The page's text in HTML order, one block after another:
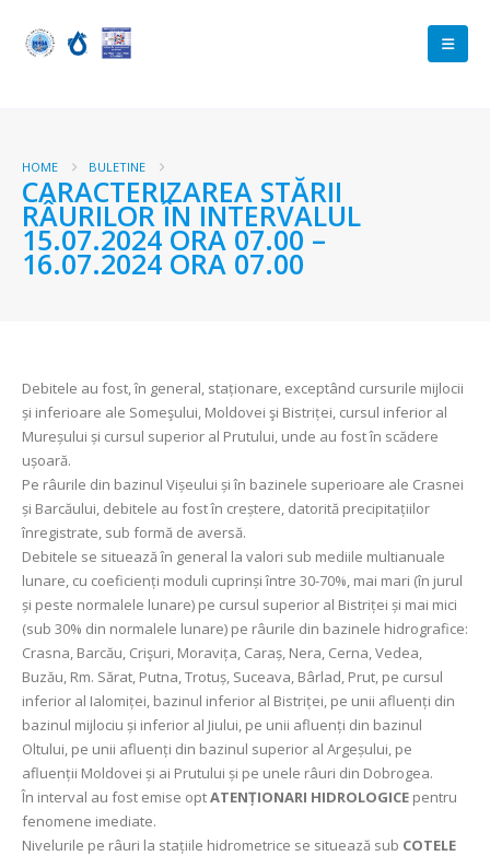
HOME BULETINE
CARACTERIZAREA STĂRII
RÂURILOR ÎN INTERVALUL
15.07.2024 ORA 07.00 –
16.07.2024 ORA 07.00
Debitele au fost, în general, staționare, exceptând cursurile mijlocii
și inferioare ale Someşului, Moldovei şi Bistriței, cursul inferior al
Mureșului și cursul superior al Prutului, unde au fost în scădere
ușoară.
Pe râurile din bazinul Vișeului și în bazinele superioare ale Crasnei
și Barcăului, debitele au fost în creștere, datorită precipitațiilor
înregistrate, sub formă de aversă.
Debitele se situează în general la valori sub mediile multianuale
lunare, cu coeficienți moduli cuprinși între 30-70%, mai mari (în jurul
și peste normalele lunare) pe cursul superior al Bistriței și mai mici
(sub 30% din normalele lunare) pe râurile din bazinele hidrografice:
Crasna, Barcău, Crişuri, Moravița, Caraș, Nera, Cerna, Vedea,
Buzău, Rm. Sărat, Putna, Trotuș, Suceava, Bârlad, Prut, pe cursul
inferior al Ialomiței, bazinul inferior al Bistriței, pe unii afluenți din
bazinul mijlociu și inferior al Jiului, pe unii afluenți din bazinul
Oltului, pe unii afluenți din bazinul superior al Argeșului, pe
afluenții Moldovei și ai Prutului și pe unele râuri din Dobrogea.
În interval au fost emise optATENȚIONARI HIDROLOGICE pentru
fenomene imediate.
Nivelurile pe râuri la stațiile hidrometrice se situează sub COTELE